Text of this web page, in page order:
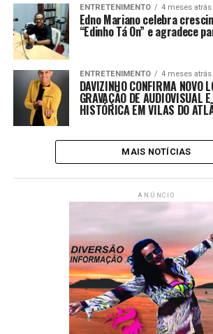
ENTRETENIMENTO 4 meses atrás
Edno Mariano celebra
“Edinho Tá On” e agradece
ENTRETENIMENTO 4 meses atrás
DAVIZINHO CONFIRMA NOVO
GRAVAÇÃO DE AUDIOVISUAL
HISTÓRICA EM VILAS DO
MAIS NOTÍCIAS
ANÚNCIO